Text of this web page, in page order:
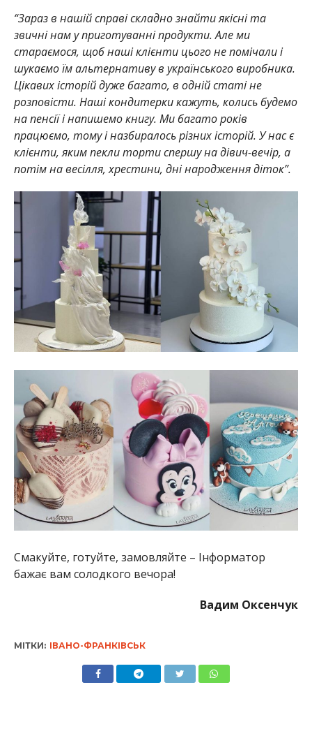
“Зараз в нашій справі складно знайти якісні та
звичні нам у приготуванні продукти. Але ми
стараємося, щоб наші клієнти цього не помічали і
шукаємо їм альтернативу в українського виробника.
Цікавих історій дуже багато, в одній статі не
розповісти. Наші кондитерки кажуть, колись будемо
на пенсії і напишемо книгу. Ми багато років
працюємо, тому і назбиралось різних історій. У нас є
клієнти, яким пекли торти спершу на дівич-вечір, а
потім на весілля, хрестини, дні народження діток”.
Смакуйте, готуйте, замовляйте – Інформатор
бажає вам солодкого вечора!
Вадим Оксенчук
МІТКИ: ІВАНО-ФРАНКІВСЬК